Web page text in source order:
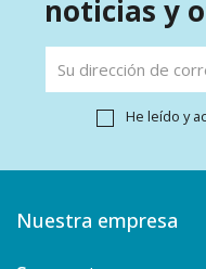
noticias y
He leído y
Nuestra empresa